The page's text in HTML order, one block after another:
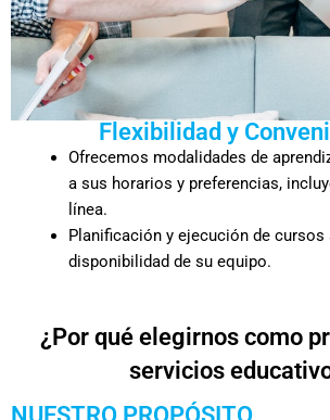
Flexibilidad y
Ofrecemos modalidades de
a sus horarios y preferencias,
línea.
Planificación y ejecución de
disponibilidad de su equipo.
¿Por qué elegirnos como
servicios